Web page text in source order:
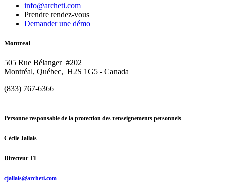
info@archeti.com
Prendre rendez-vous
Demander une démo
Montreal
505 Rue Bélanger #202
Montréal, Québec, H2S 1G5 - Canada
(833) 767-6366
Personne responsable de la protection des renseignements personnels
Cécile Jallais
Directeur TI
cjallais@archeti.com